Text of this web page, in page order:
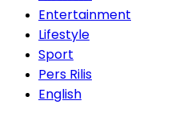
Entertainment
Lifestyle
Sport
Pers Rilis
English